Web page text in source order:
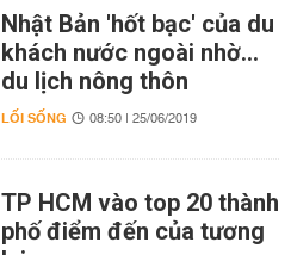
Nhật Bản 'hốt bạc' của du
khách nước ngoài nhờ…
du lịch nông thôn
LỐI SỐNG 08:50 | 25/06/2019
TP HCM vào top 20 thành
phố điểm đến của tương